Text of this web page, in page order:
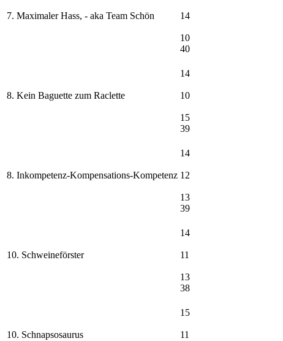
7. Maximaler Hass, - aka Team Schön 14
10
40
8. Kein Baguette zum Raclette
14
10
15
39
8. Inkompetenz-Kompensations-Kompetenz
14
12
13
39
10. Schweineförster
14
11
13
38
10. Schnapsosaurus
15
11